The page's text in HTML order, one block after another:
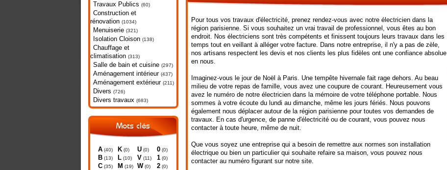
Travaux Publics (60)
Construction et
rénovation (1034)
Menuiserie (321)
Isolation Cloison (138)
Chauffage et
climatisation (313)
Salle de bain et cuisine (297)
Aménagement intérieur (437)
Aménagement extérieur (211)
Divers (726)
Divers travaux (683)
Mots clés
A(40)
B(13)
C(35)
K(0)
L(10)
M (19)
U(0)
V (11)
W(0)
0(0)
1(0)
2(0)
Pour tous vos travaux d'électricité, prenez rendez-vous avec notre électricien dans la
région parisienne. Si vous souhaitez un vrai travail de professionnel, vous êtes au bon
endroit. Nos électriciens sont très compétents et finissent toujours leurs travaux dans les
temps tout en veillant à alléger votre facture. Dans notre entreprise, il n'y a pas de zèle,
nos artisans respectent les devis et nos clients les plus fidèles ont une confiance absolue
en nous.
Imaginez-vous le jour de Noël à Paris. Une tempête hivernale fait rage dehors. Au beau
milieu de votre repas de famille, vous avez une coupure de courant. Heureusement vous
avez le numéro de notre électricien dans la mémoire de votre téléphone portable. Nous
sommes à votre écoute du lundi au dimanche, même les jours fériés. Nous pouvons
également nous déplacer autour de la région parisienne pour toutes vos demandes de
travaux. En cas d'urgence, de panne d'électricité ou de courant, vous pouvez nous
contacter à toute heure, même de nuit.
Que vous soyez une entreprise qui a besoin de remettre aux normes son installation
électrique ou bien un particulier qui souhaite refaire sa maison, vous pouvez nous
contacter au numéro figurant sur notre site.